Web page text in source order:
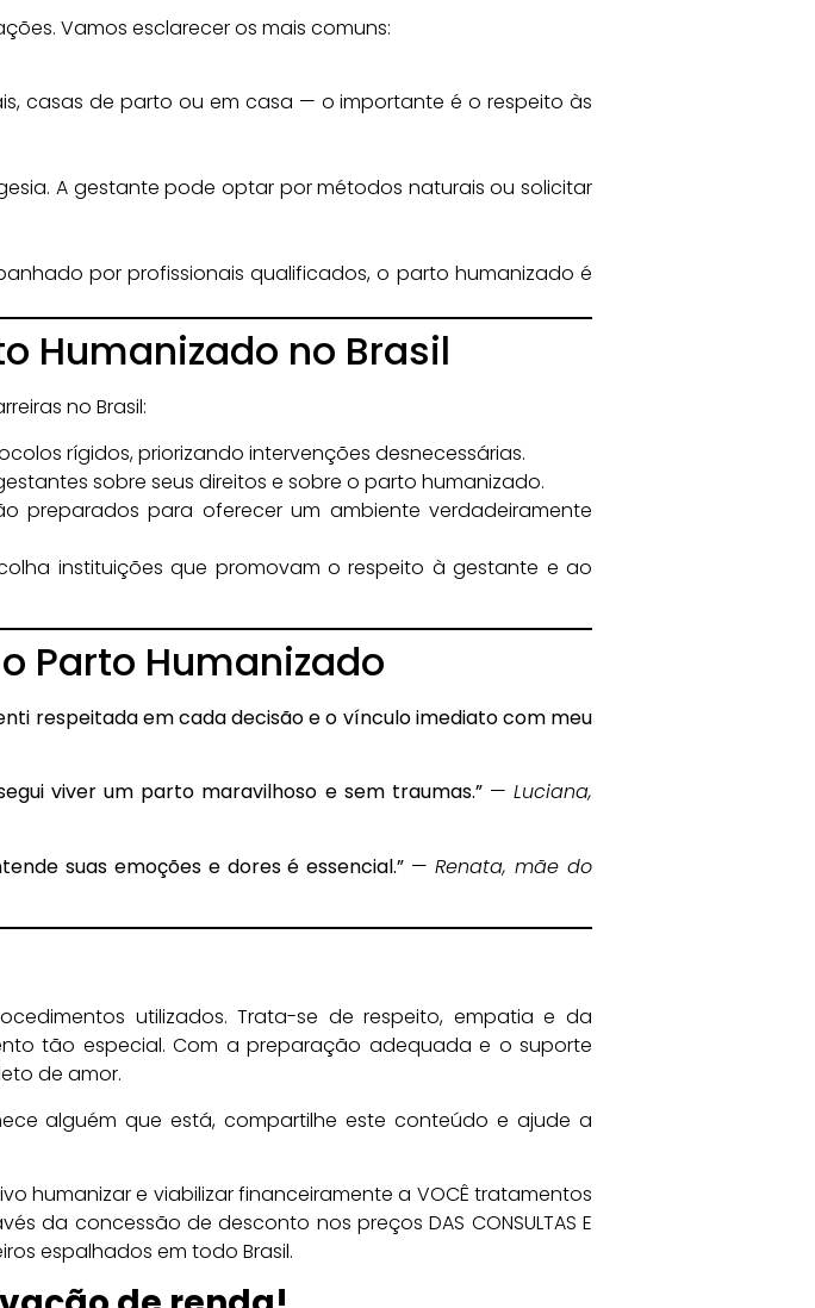
Vamos esclarecer os mais comuns:
casas de parto ou em casa — o importante é o respeito às
A gestante pode optar por métodos naturais ou solicitar
por profissionais qualificados, o parto humanizado é
Humanizado no Brasil
no Brasil:
rígidos, priorizando intervenções desnecessárias.
sobre seus direitos e sobre o parto humanizado.
preparados para oferecer um ambiente verdadeiramente
instituições que promovam o respeito à gestante e ao
Parto Humanizado
respeitada em cada decisão e o vínculo imediato com meu
viver um parto maravilhoso e sem traumas.”—Luciana,
suas emoções e dores é essencial.” —Renata, mãe do
utilizados. Trata-se de respeito, empatia e da
tão especial. Com a preparação adequada e o suporte
de amor.
alguém que está, compartilhe este conteúdo e ajude a
humanizar e viabilizar financeiramente a VOCÊ tratamentos
da concessão de desconto nos preços DAS CONSULTAS E
espalhados em todo Brasil.